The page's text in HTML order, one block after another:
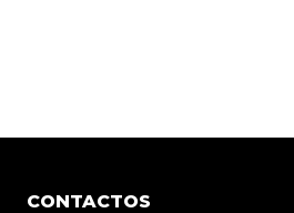
CONTACTOS